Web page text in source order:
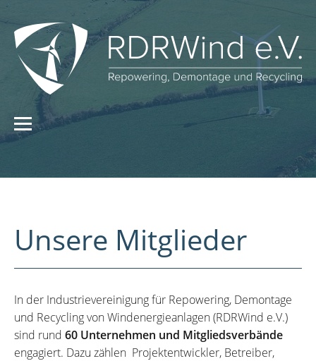
Unsere Mitglieder
In der Industrievereinigung für Repowering, Demontage
und Recycling von Windenergieanlagen (RDRWind e.V.)
sind rund 60 Unternehmen und Mitgliedsverbände
engagiert. Dazu zählen Projektentwickler, Betreiber,